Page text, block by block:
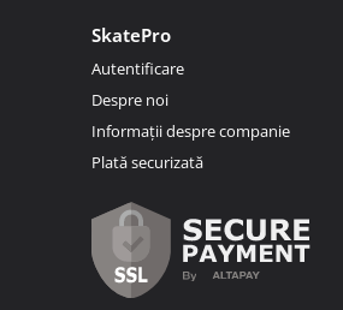
SkatePro
Autentificare
Despre noi
Informații despre companie
Plată securizată